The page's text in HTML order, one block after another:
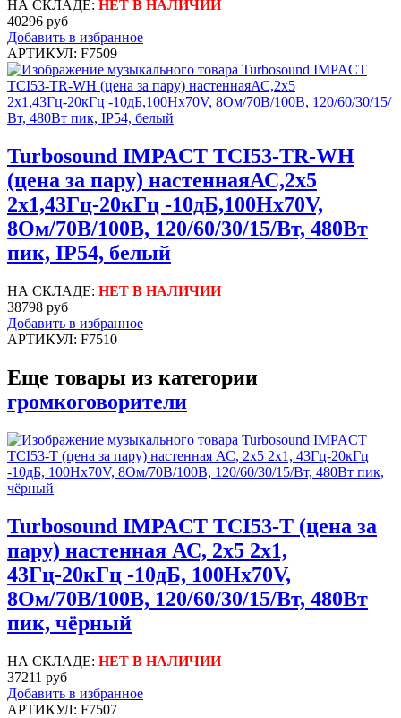
НА СКЛАДЕ: НЕТ В НАЛИЧИИ
40296 руб
Добавить в избранное
АРТИКУЛ: F7509
Turbosound IMPACT TCI53-TR-WH
(цена за пару) настеннаяАС,2x5
2х1,43Гц-20кГц -10дБ,100Hx70V,
8Ом/70В/100В, 120/60/30/15/Вт, 480Вт
пик, IP54, белый
НА СКЛАДЕ: НЕТ В НАЛИЧИИ
38798 руб
Добавить в избранное
АРТИКУЛ: F7510
Еще товары из категории
громкоговорители
Turbosound IMPACT TCI53-T (цена за
пару) настенная АС, 2x5 2х1,
43Гц-20кГц -10дБ, 100Hx70V,
8Ом/70В/100В, 120/60/30/15/Вт, 480Вт
пик, чёрный
НА СКЛАДЕ: НЕТ В НАЛИЧИИ
37211 руб
Добавить в избранное
АРТИКУЛ: F7507